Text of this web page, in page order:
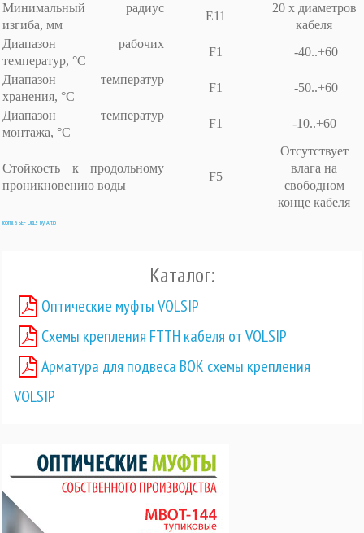
Минимальный радиус
изгиба, мм
E11
20 х диаметров
кабеля
Диапазон рабочих
температур, °С
F1
-40..+60
Диапазон температур
хранения, °С
F1
-50..+60
Диапазон температур
монтажа, °С
F1 -10..+60
Стойкость к продольному
проникновению воды
F5
Отсутствует
влага на
свободном
конце кабеля
Joomla SEF URLs by Artio
Каталог:
Оптические муфты VOLSIP
Схемы крепления FTTH кабеля от VOLSIP
Арматура для подвеса ВОК схемы крепления
VOLSIP